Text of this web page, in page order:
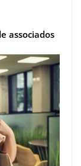
associados